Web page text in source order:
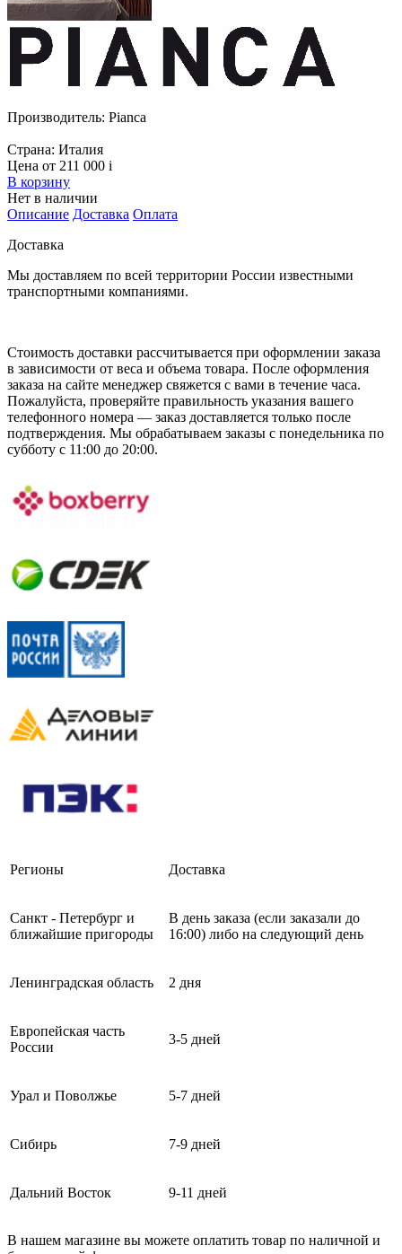
Производитель: Pianca
Страна: Италия
Цена от 211 000 i
В корзину
Нет в наличии
Описание Доставка Оплата
Доставка
Мы доставляем по всей территории России известными
транспортными компаниями.
Стоимость доставки рассчитывается при оформлении заказа
в зависимости от веса и объема товара. После оформления
заказа на сайте менеджер свяжется с вами в течение часа.
Пожалуйста, проверяйте правильность указания вашего
телефонного номера — заказ доставляется только после
подтверждения. Мы обрабатываем заказы с понедельника по
субботу с 11:00 до 20:00.
Регионы Доставка
Санкт - Петербург и
ближайшие пригороды
В день заказа (если заказали до
16:00) либо на следующий день
Ленинградская область 2 дня
Европейская часть
России
3-5 дней
Урал и Поволжье 5-7 дней
Сибирь 7-9 дней
Дальний Восток 9-11 дней
В нашем магазине вы можете оплатить товар по наличной и